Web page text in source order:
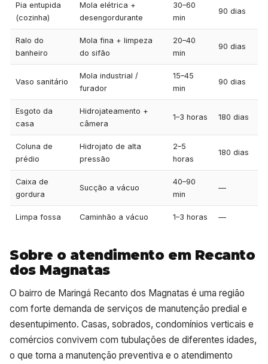
Pia entupida
(cozinha)
Mola elétrica +
desengordurante
30–60
min
90 dias
Ralo do
banheiro
Mola fina + limpeza
do sifão
20–40
min
90 dias
Vaso sanitário
Mola industrial /
furador
15–45
min
90 dias
Esgoto da
casa
Hidrojateamento +
câmera
1–3 horas 180 dias
Coluna de
prédio
Hidrojato de alta
pressão
2–5
horas
180 dias
Caixa de
gordura
Sucção a vácuo
40–90
min
—
Limpa fossa Caminhão a vácuo 1–3 horas —
Sobre o atendimento em Recanto
dos Magnatas
O bairro de Maringá Recanto dos Magnatas é uma região
com forte demanda de serviços de manutenção predial e
desentupimento. Casas, sobrados, condomínios verticais e
comércios convivem com tubulações de diferentes idades,
o que torna a manutenção preventiva e o atendimento